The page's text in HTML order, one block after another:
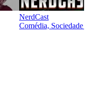
NerdCast
Comédia, Sociedade